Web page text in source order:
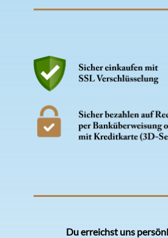
Du erreichst uns